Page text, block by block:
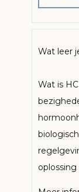
Wat leer
Wat is